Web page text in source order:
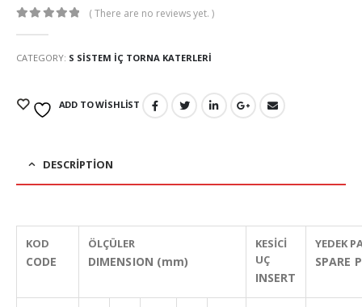
( There are no reviews yet. )
CATEGORY: S SİSTEM İÇ TORNA KATERLERİ
ADD TO WISHLIST
DESCRIPTION
KOD
CODE
ÖLÇÜLER
DIMENSION (mm)
KESİCİ
UÇ
INSERT
YEDEK
SPARE